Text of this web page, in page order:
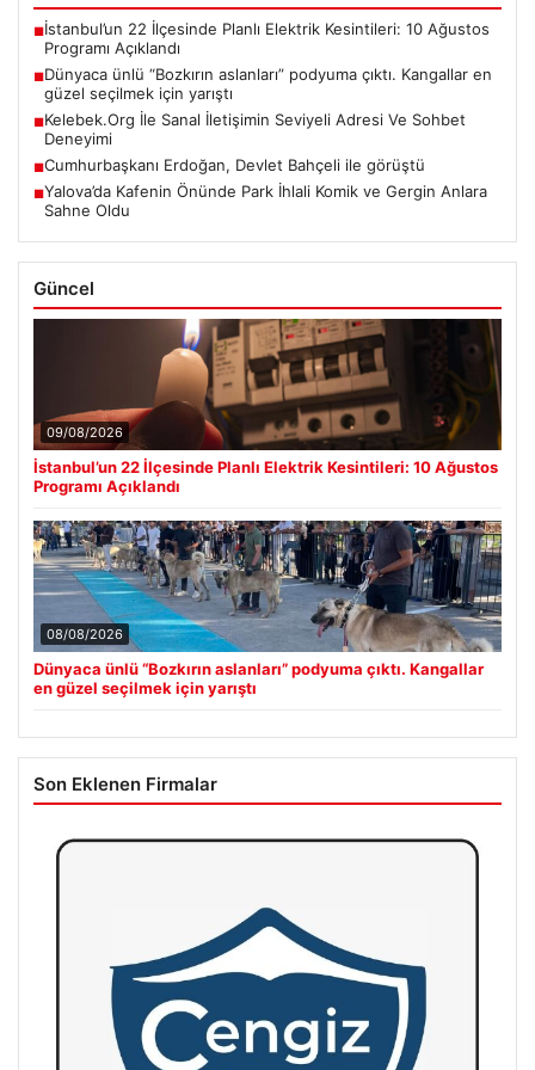
■İstanbul’un 22 İlçesinde Planlı Elektrik Kesintileri: 10 Ağustos
Programı Açıklandı
■Dünyaca ünlü “Bozkırın aslanları” podyuma çıktı. Kangallar en
güzel seçilmek için yarıştı
■Kelebek.Org İle Sanal İletişimin Seviyeli Adresi Ve Sohbet
Deneyimi
■Cumhurbaşkanı Erdoğan, Devlet Bahçeli ile görüştü
■Yalova’da Kafenin Önünde Park İhlali Komik ve Gergin Anlara
Sahne Oldu
Güncel
09/08/2026
İstanbul’un 22 İlçesinde Planlı Elektrik Kesintileri: 10 Ağustos
Programı Açıklandı
08/08/2026
Dünyaca ünlü “Bozkırın aslanları” podyuma çıktı. Kangallar
en güzel seçilmek için yarıştı
Son Eklenen Firmalar